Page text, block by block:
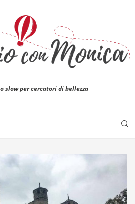
slow per cercatori di bellezza